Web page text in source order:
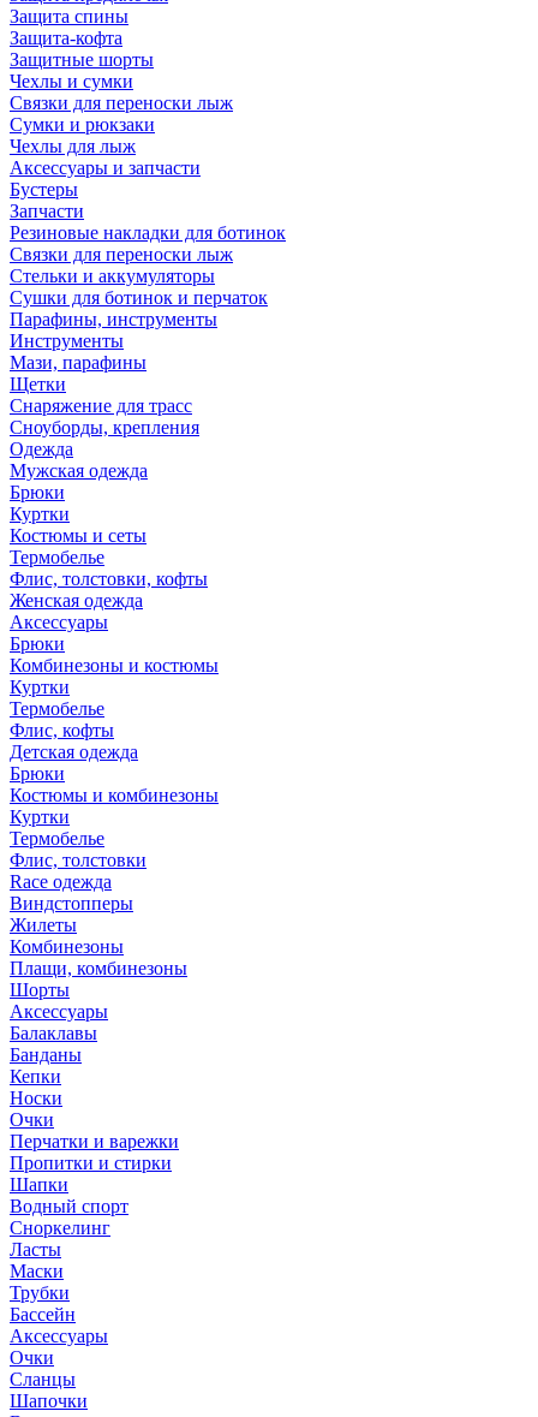
Защита спины
Защита-кофта
Защитные шорты
Чехлы и сумки
Связки для переноски лыж
Сумки и рюкзаки
Чехлы для лыж
Аксессуары и запчасти
Бустеры
Запчасти
Резиновые накладки для ботинок
Связки для переноски лыж
Стельки и аккумуляторы
Сушки для ботинок и перчаток
Парафины, инструменты
Инструменты
Мази, парафины
Щетки
Снаряжение для трасс
Сноуборды, крепления
Одежда
Мужская одежда
Брюки
Куртки
Костюмы и сеты
Термобелье
Флис, толстовки, кофты
Женская одежда
Аксессуары
Брюки
Комбинезоны и костюмы
Куртки
Термобелье
Флис, кофты
Детская одежда
Брюки
Костюмы и комбинезоны
Куртки
Термобелье
Флис, толстовки
Race одежда
Виндстопперы
Жилеты
Комбинезоны
Плащи, комбинезоны
Шорты
Аксессуары
Балаклавы
Банданы
Кепки
Носки
Очки
Перчатки и варежки
Пропитки и стирки
Шапки
Водный спорт
Сноркелинг
Ласты
Маски
Трубки
Бассейн
Аксессуары
Очки
Сланцы
Шапочки